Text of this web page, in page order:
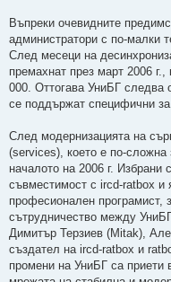
Въпреки очевидните
администратори с по-малки
След месеци на
премахнат през март 2006
000. Оттогава УниБГ следва
се поддържат специфични
След модернизацията на
(services), което е по-
началото на 2006 г. Избрани
съвместимост с ircd-ratbox и
професионален програмист,
сътрудничество между
Димитър Терзиев (Mitak),
създател на ircd-ratbox и
промени на УниБГ са приети